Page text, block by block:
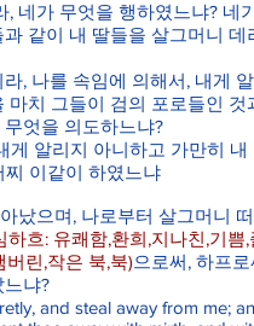
네가 무엇을 행하였느냐? 네
같이 내 딸들을 살그머니 데
, 나를 속임에 의해서, 내게
마치 그들이 검의 포로들인 것
엇을 의도하느냐?
게 알리지 아니하고 가만히 내
이같이 하였느냐
났으며, 나로부터 살그머니
하흐: 유쾌함,환희,지나친,기쁨,
버린,작은 북,북)으로써, 하프
냐?
and steal away from me;